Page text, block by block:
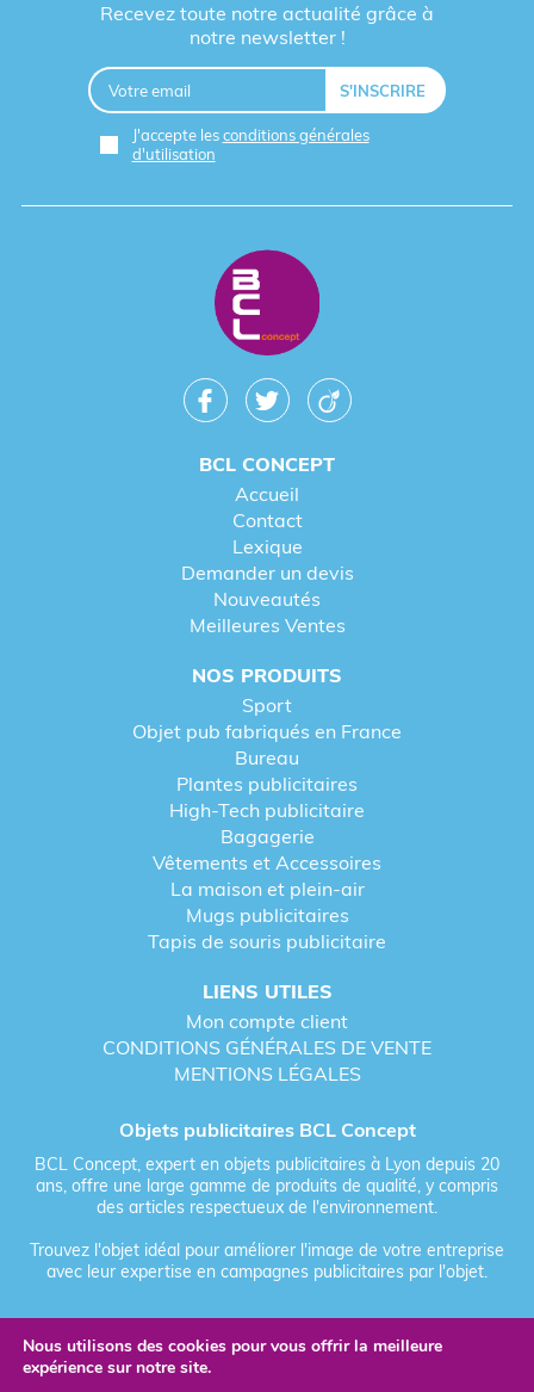
Recevez toute notre actualité grâce à
notre newsletter !
J'accepte lesconditions générales
d'utilisation
BCL CONCEPT
Accueil
Contact
Lexique
Demander un devis
Nouveautés
Meilleures Ventes
NOS PRODUITS
Sport
Objet pub fabriqués en France
Bureau
Plantes publicitaires
High-Tech publicitaire
Bagagerie
Vêtements et Accessoires
La maison et plein-air
Mugs publicitaires
Tapis de souris publicitaire
LIENS UTILES
Mon compte client
CONDITIONS GÉNÉRALES DE VENTE
MENTIONS LÉGALES
Objets publicitaires BCL Concept
BCL Concept, expert en objets publicitaires à Lyon depuis 20
ans, offre une large gamme de produits de qualité, y compris
des articles respectueux de l'environnement.
Trouvez l'objet idéal pour améliorer l'image de votre entreprise
avec leur expertise en campagnes publicitaires par l'objet.
Fièrement forgé par Les Vikings
Nous utilisons des cookies pour vous offrir la meilleure
expérience sur notre site.